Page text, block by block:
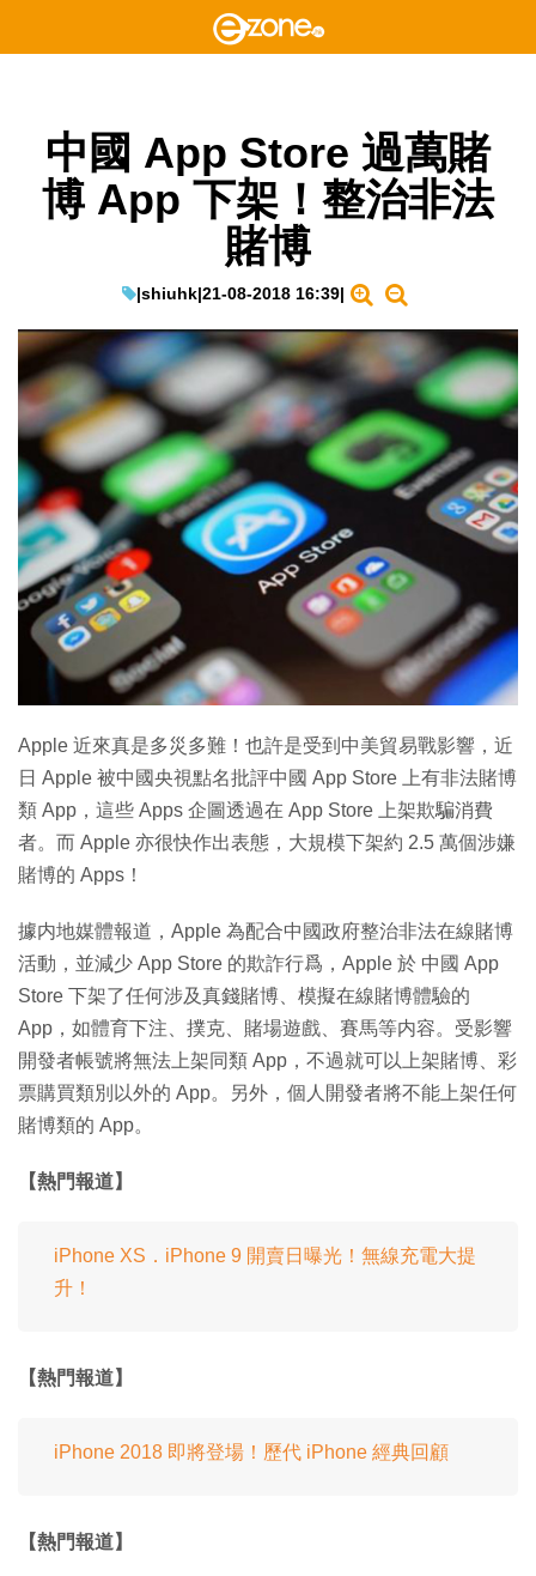
中國 App Store 過萬賭
博 App 下架！整治非法
賭博
|shiuhk|21-08-2018 16:39|
Apple 近來真是多災多難！也許是受到中美貿易戰影響，近
日 Apple 被中國央視點名批評中國 App Store 上有非法賭博
類 App，這些 Apps 企圖透過在 App Store 上架欺騙消費
者。而 Apple 亦很快作出表態，大規模下架約 2.5 萬個涉嫌
賭博的 Apps！
據内地媒體報道，Apple 為配合中國政府整治非法在線賭博
活動，並減少 App Store 的欺詐行爲，Apple 於 中國 App
Store 下架了任何涉及真錢賭博、模擬在線賭博體驗的
App，如體育下注、撲克、賭場遊戲、賽馬等内容。受影響
開發者帳號將無法上架同類 App，不過就可以上架賭博、彩
票購買類別以外的 App。另外，個人開發者將不能上架任何
賭博類的 App。
【熱門報道】
iPhone XS．iPhone 9 開賣日曝光！無線充電大提
升！
【熱門報道】
iPhone 2018 即將登場！歷代 iPhone 經典回顧
【熱門報道】